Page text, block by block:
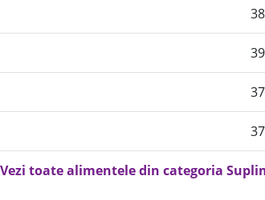
Vezi toate alimentele din categoria